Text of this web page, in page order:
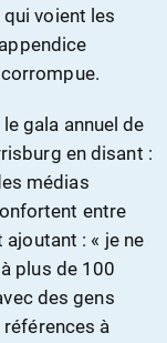
qui voient les
gala annuel de
en disant :
médias
entre
ajoutant : « je ne
plus de 100
des gens
références à